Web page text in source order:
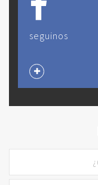
seguinos